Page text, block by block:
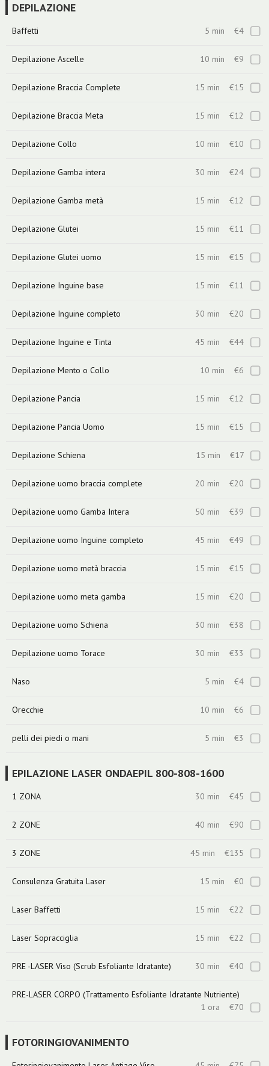
DEPILAZIONE
Baffetti 5 min €4
Depilazione Ascelle 10 min €9
Depilazione Braccia Complete 15 min €15
Depilazione Braccia Meta 15 min €12
Depilazione Collo 10 min €10
Depilazione Gamba intera 30 min €24
Depilazione Gamba metà 15 min €12
Depilazione Glutei 15 min €11
Depilazione Glutei uomo 15 min €15
Depilazione Inguine base 15 min €11
Depilazione Inguine completo 30 min €20
Depilazione Inguine e Tinta 45 min €44
Depilazione Mento o Collo 10 min €6
Depilazione Pancia 15 min €12
Depilazione Pancia Uomo 15 min €15
Depilazione Schiena 15 min €17
Depilazione uomo braccia complete 20 min €20
Depilazione uomo Gamba Intera 50 min €39
Depilazione uomo Inguine completo 45 min €49
Depilazione uomo metà braccia 15 min €15
Depilazione uomo meta gamba 15 min €20
Depilazione uomo Schiena 30 min €38
Depilazione uomo Torace 30 min €33
Naso 5 min €4
Orecchie 10 min €6
pelli dei piedi o mani 5 min €3
EPILAZIONE LASER ONDAEPIL 800-808-1600
1 ZONA 30 min €45
2 ZONE 40 min €90
3 ZONE 45 min €135
Consulenza Gratuita Laser 15 min €0
Laser Baffetti 15 min €22
Laser Sopracciglia 15 min €22
PRE -LASER Viso (Scrub Esfoliante Idratante) 30 min €40
PRE-LASER CORPO (Trattamento Esfoliante Idratante Nutriente)
1 ora €70
FOTORINGIOVANIMENTO